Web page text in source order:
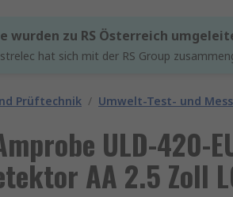
wurden zu RS Österreich
hat sich mit der RS Group
Prüftechnik / Umwelt-Test- und
ULD-420-
AA 2.5 Zoll